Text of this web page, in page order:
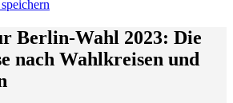
Berlin-Wahl 2023: Die
nach Wahlkreisen und